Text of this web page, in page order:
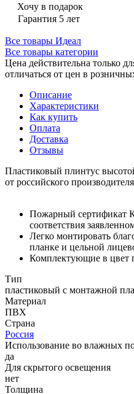
Хочу в подарок
Гарантия 5 лет
Все товары Идеал
Все товары категории
Цена действительна только
отличаться от цен в
Описание
Характеристики
Как купить
Оплата
Доставка
Отзывы
Пластиковый плинтус
от российского
Пожарный сертификат
соответствия
Легко монтировать
планке и цельной
Комплектующие в цвет
Тип
пластиковый с монтажной
Материал
ПВХ
Страна
Россия
Использование во влажных
да
Для скрытого освещения
нет
Толщина